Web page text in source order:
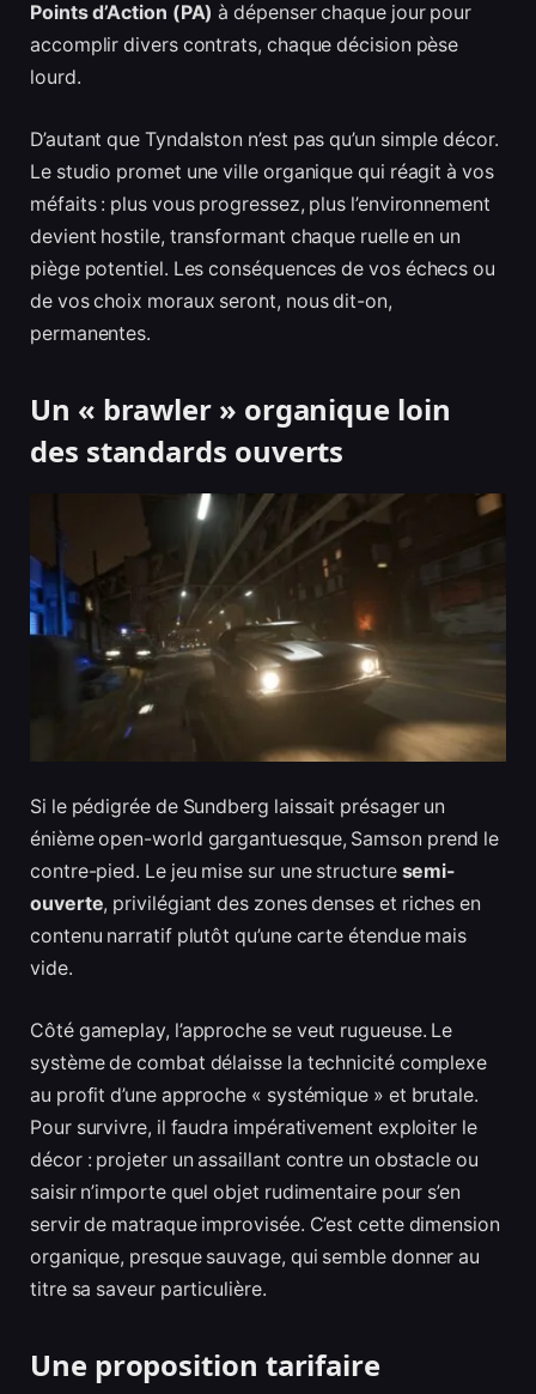
Points d’Action (PA) à dépenser chaque jour pour
accomplir divers contrats, chaque décision pèse
lourd.
D’autant que Tyndalston n’est pas qu’un simple décor.
Le studio promet une ville organique qui réagit à vos
méfaits : plus vous progressez, plus l’environnement
devient hostile, transformant chaque ruelle en un
piège potentiel. Les conséquences de vos échecs ou
de vos choix moraux seront, nous dit-on,
permanentes.
Un « brawler » organique loin
des standards ouverts
Si le pédigrée de Sundberg laissait présager un
énième open-world gargantuesque, Samson prend le
contre-pied. Le jeu mise sur une structure semi-
ouverte, privilégiant des zones denses et riches en
contenu narratif plutôt qu’une carte étendue mais
vide.
Côté gameplay, l’approche se veut rugueuse. Le
système de combat délaisse la technicité complexe
au profit d’une approche « systémique » et brutale.
Pour survivre, il faudra impérativement exploiter le
décor : projeter un assaillant contre un obstacle ou
saisir n’importe quel objet rudimentaire pour s’en
servir de matraque improvisée. C’est cette dimension
organique, presque sauvage, qui semble donner au
titre sa saveur particulière.
Une proposition tarifaire